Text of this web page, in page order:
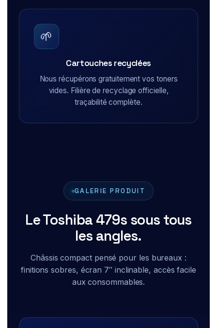
🌱
Cartouches recyclées
Nous récupérons gratuitement vos toners
vides. Filière de recyclage officielle,
traçabilité complète.
GALERIE PRODUIT
Le Toshiba 479s sous tous
les angles.
Châssis compact pensé pour les bureaux :
finitions sobres, écran 7″ inclinable, accès facile
aux consommables.